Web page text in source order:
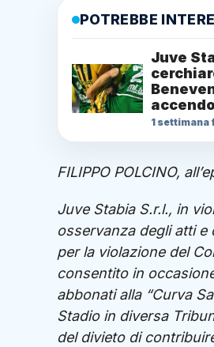
POTREBBE
Juve
1 settimana
FILIPPO POLCINO,
Juve Stabia S.r.l., in
osservanza degli atti e
per la violazione del
consentito in
abbonati alla “Curva
Stadio in diversa
del divieto di